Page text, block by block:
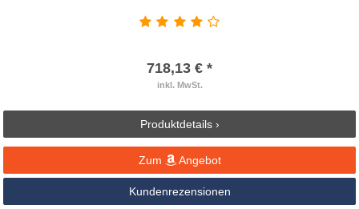
718,13 € *
inkl. MwSt.
Produktdetails ›
Zum Angebot
Kundenrezensionen